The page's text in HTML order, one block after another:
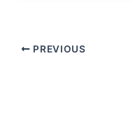
PREVIOUS